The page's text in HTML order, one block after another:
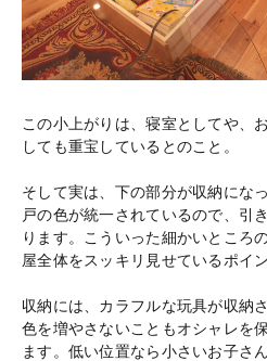
この小上がりは、寝室としてや、
しても重宝しているとのこと。
そして実は、下の部分が収納にな
戸の色が統一されているので、引
ります。こういった細かいところ
屋全体をスッキリ見せているポイ
収納には、カラフルな玩具が収納
色を増やさないこともオシャレを
ます。低い位置なら小さいお子さ